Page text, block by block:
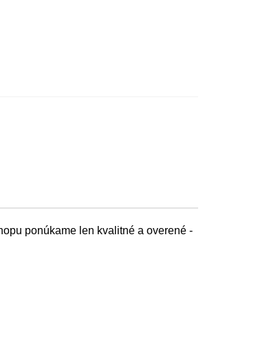
ponúkame len kvalitné a overené -